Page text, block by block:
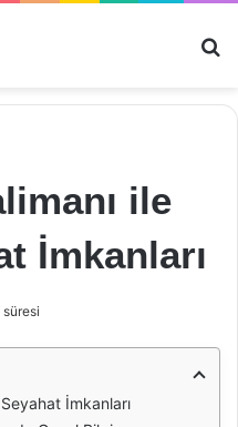
ile
İmkanları
İmkanları